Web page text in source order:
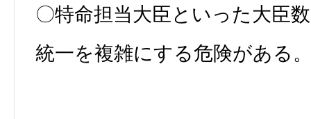
〇特命担当大臣といった大臣
統一を複雑にする危険がある